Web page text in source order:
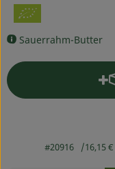
Über uns
Sauerrahm-Butter
#20916 16,15 €